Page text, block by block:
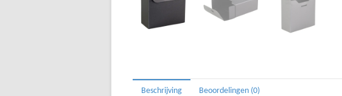
Beschrijving Beoordelingen (0)